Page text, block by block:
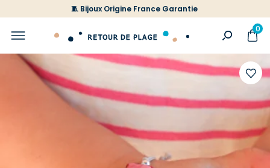
🧵 Bijoux Origine France Garantie
0
à
liste